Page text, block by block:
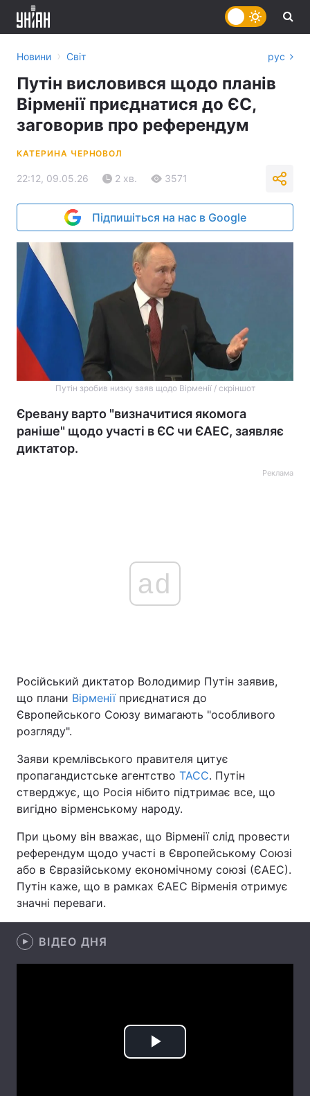
Головна Війна
Україна Політика
Економіка
Спорт Наука
Техно і зв'язок Лайт
Зброя Інциденти
Здоров'я Туризм
Цікавинки Погода
Екологія Регіони
Лонгріди
Думки
Вакансії
Новини › Світ рус
Путін висловився щодо планів
Вірменії приєднатися до ЄС,
заговорив про референдум
КАТЕРИНА ЧЕРНОВОЛ
22:12, 09.05.26 2 хв. 3571
Підпишіться на нас в Google
Путін зробив низку заяв щодо Вірменії / скріншот
Єревану варто "визначитися якомога
раніше" щодо участі в ЄС чи ЄАЕС, заявляє
диктатор.
Реклама
ad
Російський диктатор Володимир Путін заявив,
що плани Вірменіїприєднатися до
Європейського Союзу вимагають "особливого
розгляду".
Заяви кремлівського правителя цитує
пропагандистське агентство ТАСС. Путін
стверджує, що Росія нібито підтримає все, що
вигідно вірменському народу.
При цьому він вважає, що Вірменії слід провести
референдум щодо участі в Європейському Союзі
або в Євразійському економічному союзі (ЄАЕС).
Путін каже, що в рамках ЄАЕС Вірменія отримує
значні переваги.
ВІДЕО ДНЯ
Play